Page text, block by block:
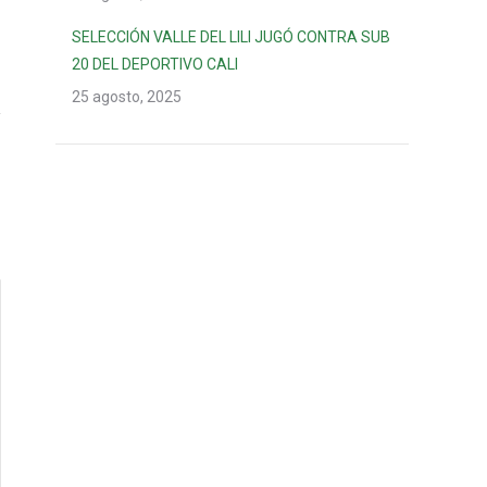
SELECCIÓN VALLE DEL LILI JUGÓ CONTRA SUB
20 DEL DEPORTIVO CALI
25 agosto, 2025